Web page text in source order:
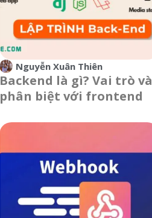
Nguyễn Xuân Thiên
Backend là gì? Vai trò và
phân biệt với frontend